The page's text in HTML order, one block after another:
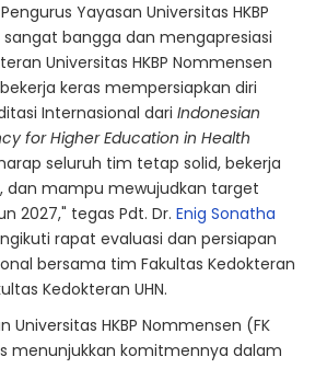
Yayasan Universitas HKBP
bangga dan mengapresiasi
Universitas HKBP Nommensen
keras mempersiapkan diri
Internasional dari Indonesian
for Higher Education in Health
seluruh tim tetap solid, bekerja
dan mampu mewujudkan target
2027," tegas Pdt. Dr. Enig Sonatha
rapat evaluasi dan persiapan
bersama tim Fakultas Kedokteran
Kedokteran UHN.
Universitas HKBP Nommensen (FK
menunjukkan komitmennya dalam